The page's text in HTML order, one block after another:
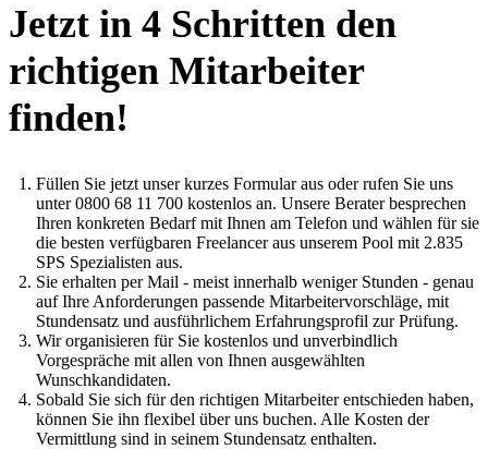
Jetzt in 4 Schritten den
richtigen Mitarbeiter
finden!
Füllen Sie jetzt unser kurzes Formular aus oder rufen Sie uns
unter 0800 68 11 700 kostenlos an. Unsere Berater besprechen
Ihren konkreten Bedarf mit Ihnen am Telefon und wählen für sie
die besten verfügbaren Freelancer aus unserem Pool mit 2.835
SPS Spezialisten aus.
Sie erhalten per Mail - meist innerhalb weniger Stunden - genau
auf Ihre Anforderungen passende Mitarbeitervorschläge, mit
Stundensatz und ausführlichem Erfahrungsprofil zur Prüfung.
Wir organisieren für Sie kostenlos und unverbindlich
Vorgespräche mit allen von Ihnen ausgewählten
Wunschkandidaten.
Sobald Sie sich für den richtigen Mitarbeiter entschieden haben,
können Sie ihn flexibel über uns buchen. Alle Kosten der
Vermittlung sind in seinem Stundensatz enthalten.